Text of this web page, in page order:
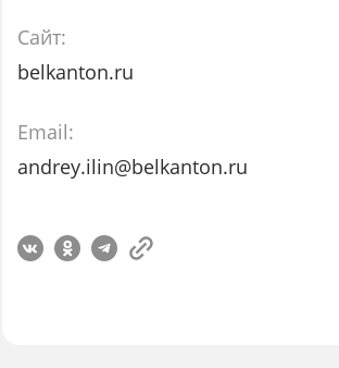
Сайт:
belkanton.ru
Email:
andrey.ilin@belkanton.ru